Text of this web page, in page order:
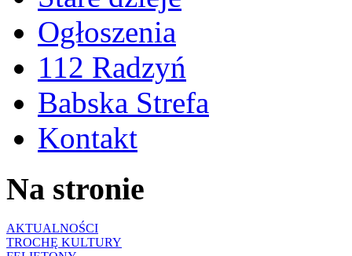
Ogłoszenia
112 Radzyń
Babska Strefa
Kontakt
Na stronie
AKTUALNOŚCI
TROCHĘ KULTURY